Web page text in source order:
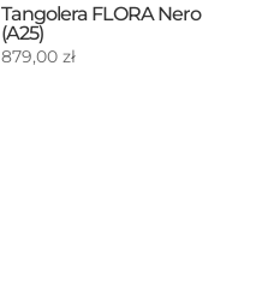
Tangolera FLORA Nero
(A25)
879,00zł